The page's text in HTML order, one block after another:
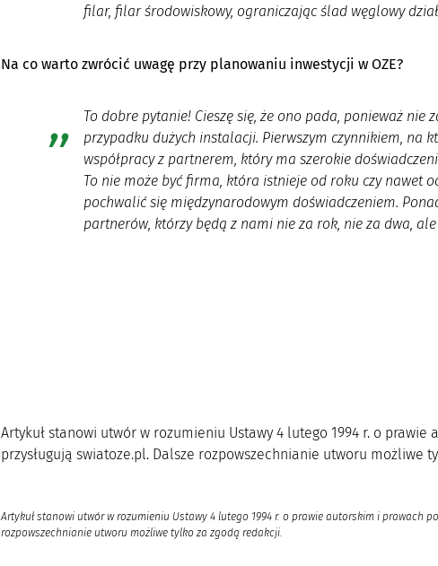
filar, filar środowiskowy, ograniczając ślad węglowy
Na co warto zwrócić uwagę przy planowaniu inwestycji w OZE?
To dobre pytanie! Cieszę się, że ono pada, ponieważ nie
przypadku dużych instalacji. Pierwszym czynnikiem, na
współpracy z partnerem, który ma szerokie
To nie może być firma, która istnieje od roku czy nawet
pochwalić się międzynarodowym doświadczeniem.
partnerów, którzy będą z nami nie za rok, nie za dwa,
Artykuł stanowi utwór w rozumieniu Ustawy 4 lutego 1994 r. o
przysługują swiatoze.pl. Dalsze rozpowszechnianie utworu możliwe
Artykuł stanowi utwór w rozumieniu Ustawy 4 lutego 1994 r. o prawie autorskim i prawach
rozpowszechnianie utworu możliwe tylko za zgodą redakcji.